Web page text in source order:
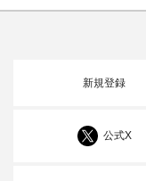
新規登録
公式X